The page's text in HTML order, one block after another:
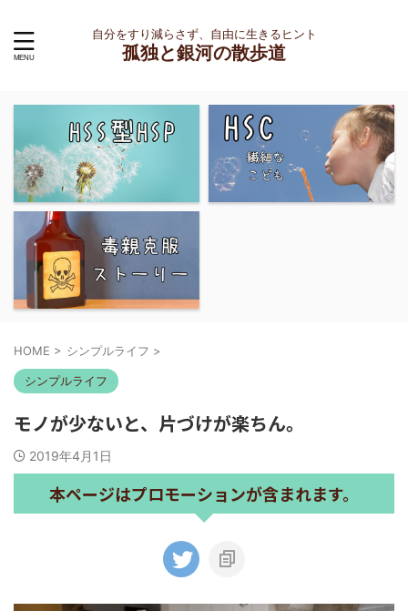
自分をすり減らさず、自由に生きるヒント
孤独と銀河の散歩道
HOME > シンプルライフ >
シンプルライフ
モノが少ないと、片づけが楽ちん。
2019年4月1日
本ページはプロモーションが含まれます。